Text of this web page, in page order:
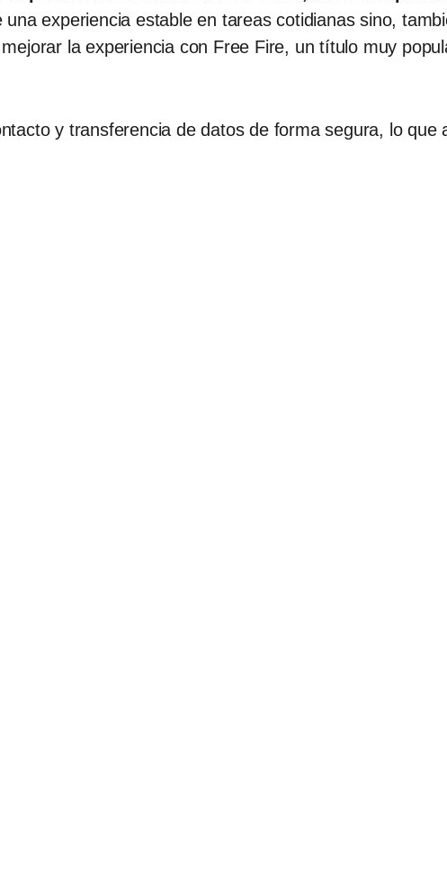
experiencia estable en tareas cotidianas sino,
la experiencia con Free Fire, un título muy
y transferencia de datos de forma segura, lo que